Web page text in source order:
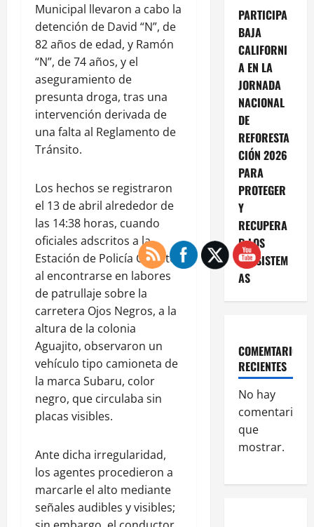
Municipal llevaron a cabo la
detención de David “N”, de
82 años de edad, y Ramón
“N”, de 74 años, y el
aseguramiento de
presunta droga, tras una
intervención derivada de
una falta al Reglamento de
Tránsito.
Los hechos se registraron
el 13 de abril alrededor de
las 14:38 horas, cuando
oficiales adscritos a la
Estación de Policía Oriente,
al encontrarse en labores
de patrullaje sobre la
carretera Ojos Negros, a la
altura de la colonia
Aguajito, observaron un
vehículo tipo camioneta de
la marca Subaru, color
negro, que circulaba sin
placas visibles.
Ante dicha irregularidad,
los agentes procedieron a
marcarle el alto mediante
señales audibles y visibles;
PARTICIPA
BAJA
CALIFORNI
A EN LA
JORNADA
NACIONAL
DE
REFORESTA
CIÓN 2026
PARA
PROTEGER
Y
RECUPERA
R LOS
ECOSISTEM
AS
COMEMTARIOS
RECIENTES
No hay
comentarios
que
mostrar.